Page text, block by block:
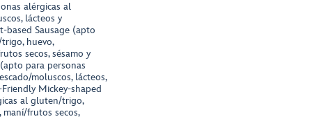
alérgicas al
lácteos y
based Sausage (apto
huevo,
secos, sésamo y
para personas
moluscos, lácteos,
Mickey-shaped
al gluten/trigo,
maní/frutos secos,